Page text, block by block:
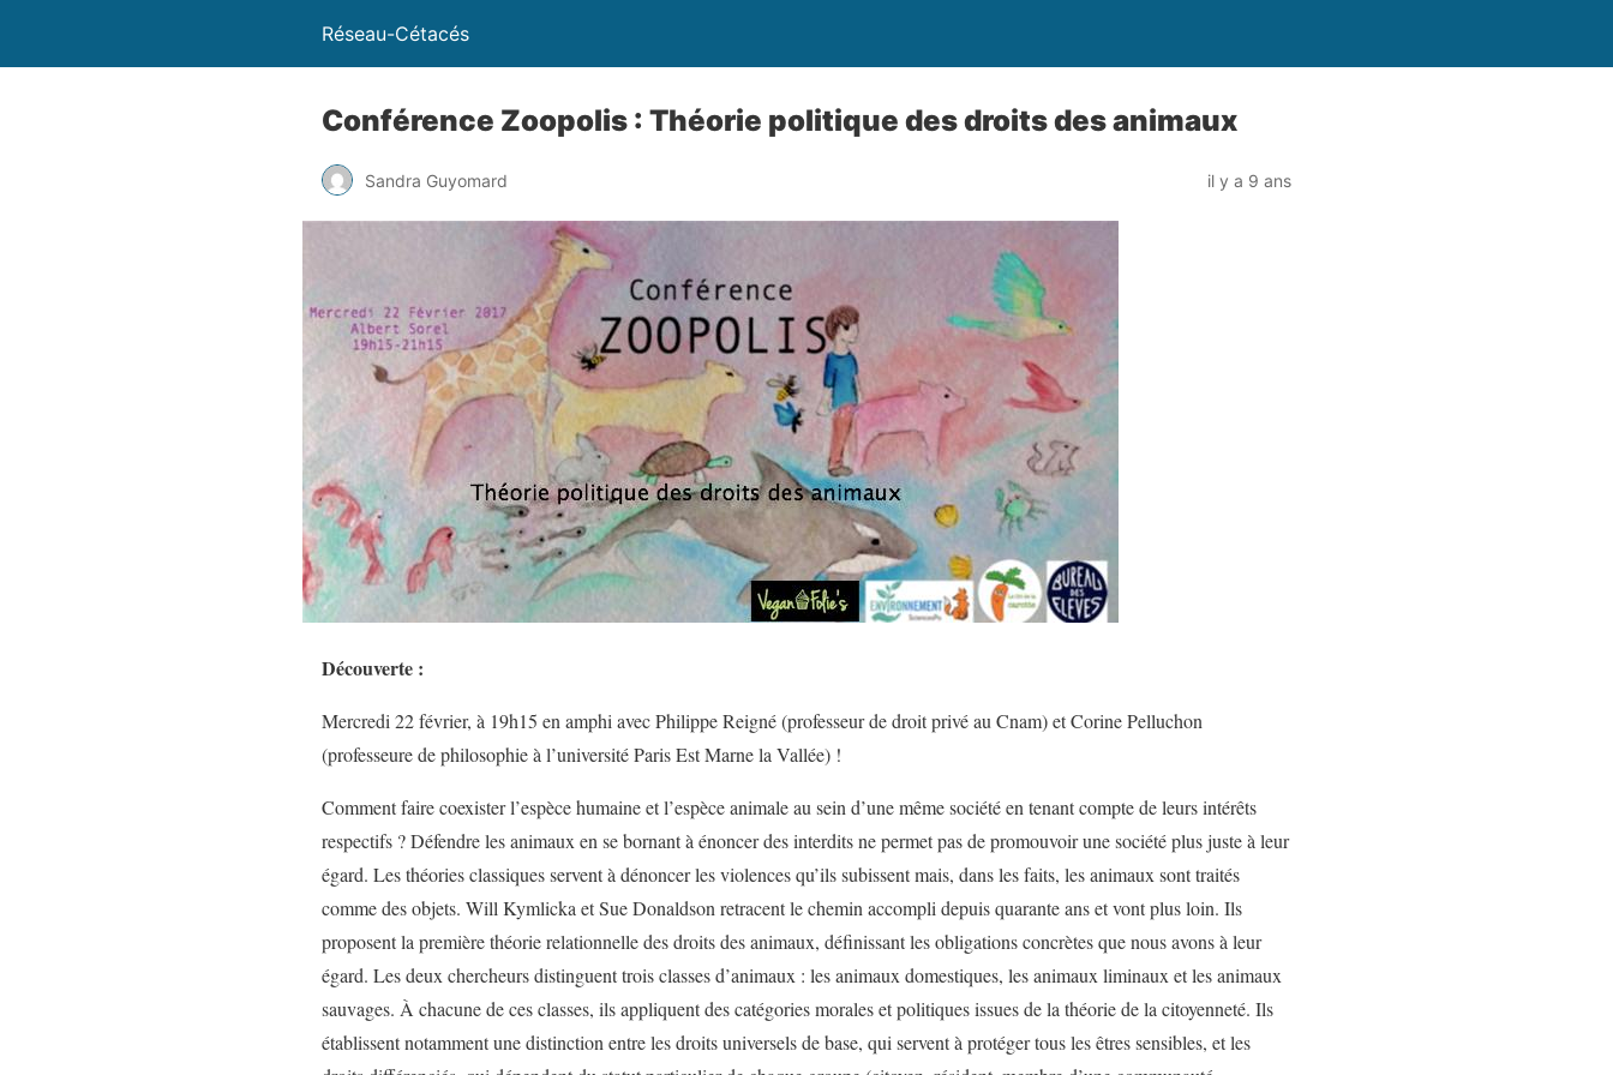
Réseau-Cétacés
Conférence Zoopolis : Théorie politique des droits des animaux
Sandra Guyomard il y a 9 ans
Découverte :
Mercredi 22 février, à 19h15 en amphi avec Philippe Reigné (professeur de droit privé au Cnam) et Corine Pelluchon
(professeure de philosophie à l’université Paris Est Marne la Vallée) !
Comment faire coexister l’espèce humaine et l’espèce animale au sein d’une même société en tenant compte de leurs intérêts
respectifs ? Défendre les animaux en se bornant à énoncer des interdits ne permet pas de promouvoir une société plus juste à leur
égard. Les théories classiques servent à dénoncer les violences qu’ils subissent mais, dans les faits, les animaux sont traités
comme des objets. Will Kymlicka et Sue Donaldson retracent le chemin accompli depuis quarante ans et vont plus loin. Ils
proposent la première théorie relationnelle des droits des animaux, définissant les obligations concrètes que nous avons à leur
égard. Les deux chercheurs distinguent trois classes d’animaux : les animaux domestiques, les animaux liminaux et les animaux
sauvages. À chacune de ces classes, ils appliquent des catégories morales et politiques issues de la théorie de la citoyenneté. Ils
établissent notamment une distinction entre les droits universels de base, qui servent à protéger tous les êtres sensibles, et les